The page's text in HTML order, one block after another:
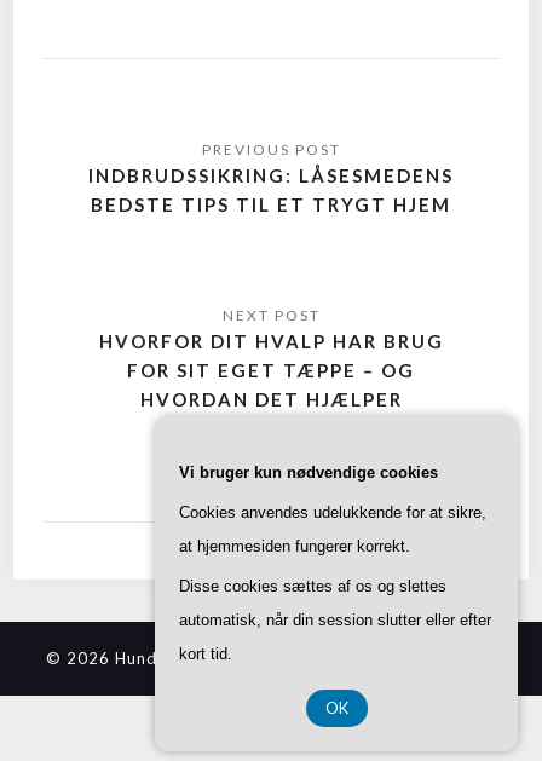
INDBRUDSSIKRING: LÅSESMEDENS
BEDSTE TIPS TIL ET TRYGT HJEM
HVORFOR DIT HVALP HAR BRUG
FOR SIT EGET TÆPPE – OG
HVORDAN DET HJÆLPER
© 2026 Hundedækkener.dk
CVR 37407739
Vi bruger kun nødvendige cookies
Cookies anvendes udelukkende for at sikre,
at hjemmesiden fungerer korrekt.
Disse cookies sættes af os og slettes
automatisk, når din session slutter eller efter
kort tid.
OK